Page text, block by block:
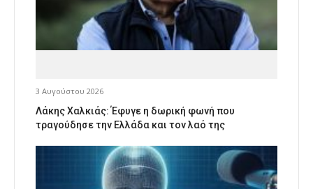
3 Αυγούστου 2026
Λάκης Χαλκιάς: Έφυγε η δωρική φωνή που
τραγούδησε την Ελλάδα και τον λαό της